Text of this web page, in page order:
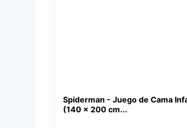
Spiderman - Juego de Cama
(140 x 200 cm...